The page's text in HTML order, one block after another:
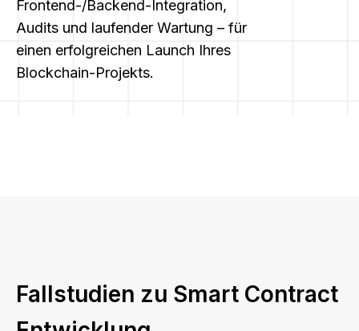
Frontend-/Backend-Integration,
Audits und laufender Wartung – für
einen erfolgreichen Launch Ihres
Blockchain-Projekts.
Fallstudien zu Smart Contract